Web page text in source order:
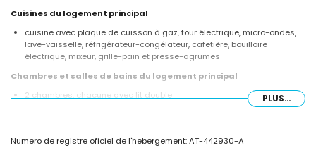
Cuisines du logement principal
cuisine avec plaque de cuisson à gaz, four électrique, micro-ondes,
lave-vaisselle, réfrigérateur-congélateur, cafetière, bouilloire
électrique, mixeur, grille-pain et presse-agrumes
Chambres et salles de bains du logement principal
2 chambres, chacune avec lit double
salle de bains avec lavabo simple, douche et toilettes
PLUS...
Numero de registre oficiel de l'hebergement: AT-442930-A